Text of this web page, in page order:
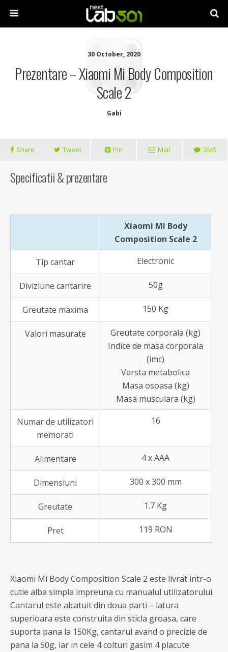
30 October, 2020
Prezentare – Xiaomi Mi Body Composition
Scale 2
Gabi
Share Tweet Pin Mail SMS
Specificatii & prezentare
Xiaomi Mi Body
Composition Scale 2
Tip cantar Electronic
Diviziune cantarire 50g
Greutate maxima 150 Kg
Valori masurate
Greutate corporala (kg)
Indice de masa corporala
(imc)
Varsta metabolica
Masa osoasa (kg)
Masa musculara (kg)
Numar de utilizatori
memorati
16
Alimentare 4 x AAA
Dimensiuni 300 x 300 mm
Greutate 1.7 Kg
Pret 119 RON
Xiaomi Mi Body Composition Scale 2 este livrat intr-o
cutie alba simpla impreuna cu manualul utilizatorului.
Cantarul este alcatuit din doua parti – latura
superioara este construita din sticla groasa, care
suporta pana la 150Kg, cantarul avand o precizie de
pana la 50g, iar in cele 4 colturi gasim 4 placute